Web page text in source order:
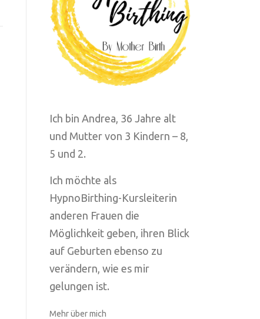
Ich bin Andrea, 36 Jahre alt
und Mutter von 3 Kindern – 8,
5 und 2.
Ich möchte als
HypnoBirthing-Kursleiterin
anderen Frauen die
Möglichkeit geben, ihren Blick
auf Geburten ebenso zu
verändern, wie es mir
gelungen ist.
Mehr über mich